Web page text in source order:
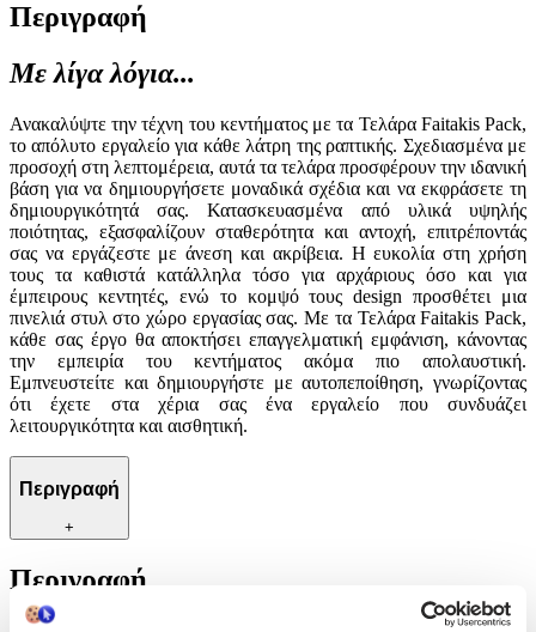
Περιγραφή
Με λίγα λόγια...
Ανακαλύψτε την τέχνη του κεντήματος με τα Τελάρα Faitakis Pack,
το απόλυτο εργαλείο για κάθε λάτρη της ραπτικής. Σχεδιασμένα με
προσοχή στη λεπτομέρεια, αυτά τα τελάρα προσφέρουν την ιδανική
βάση για να δημιουργήσετε μοναδικά σχέδια και να εκφράσετε τη
δημιουργικότητά σας. Κατασκευασμένα από υλικά υψηλής
ποιότητας, εξασφαλίζουν σταθερότητα και αντοχή, επιτρέποντάς
σας να εργάζεστε με άνεση και ακρίβεια. Η ευκολία στη χρήση
τους τα καθιστά κατάλληλα τόσο για αρχάριους όσο και για
έμπειρους κεντητές, ενώ το κομψό τους design προσθέτει μια
πινελιά στυλ στο χώρο εργασίας σας. Με τα Τελάρα Faitakis Pack,
κάθε σας έργο θα αποκτήσει επαγγελματική εμφάνιση, κάνοντας
την εμπειρία του κεντήματος ακόμα πιο απολαυστική.
Εμπνευστείτε και δημιουργήστε με αυτοπεποίθηση, γνωρίζοντας
ότι έχετε στα χέρια σας ένα εργαλείο που συνδυάζει
λειτουργικότητα και αισθητική.
Περιγραφή
+
Περιγραφή